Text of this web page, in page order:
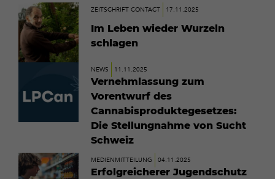
ZEITSCHRIFT CONTACT 17.11.2025
Im Leben wieder Wurzeln
schlagen
Mehr
erfahren
NEWS 11.11.2025
Vernehmlassung zum
Vorentwurf des
Cannabisproduktegesetzes:
Die Stellungnahme von Sucht
Schweiz
Mehr
erfahren
MEDIENMITTEILUNG 04.11.2025
Erfolgreicherer Jugendschutz
Mehr
erfahren